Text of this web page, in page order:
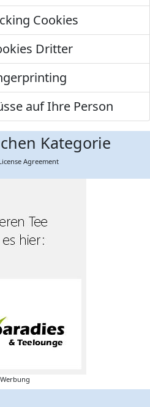
Cookies
Dritter
auf Ihre Person
Kategorie
Agreement